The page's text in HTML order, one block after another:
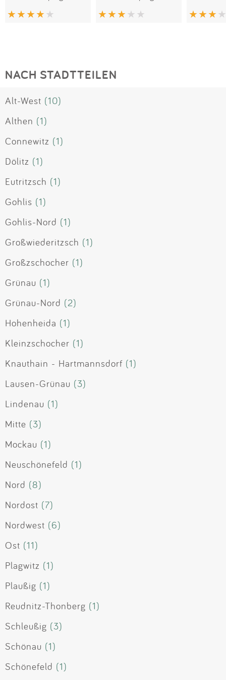
NACH STADTTEILEN
Alt-West (10)
Althen (1)
Connewitz (1)
Dölitz (1)
Eutritzsch (1)
Gohlis (1)
Gohlis-Nord (1)
Großwiederitzsch (1)
Großzschocher (1)
Grünau (1)
Grünau-Nord (2)
Hohenheida (1)
Kleinzschocher (1)
Knauthain - Hartmannsdorf (1)
Lausen-Grünau (3)
Lindenau (1)
Mitte (3)
Mockau (1)
Neuschönefeld (1)
Nord (8)
Nordost (7)
Nordwest (6)
Ost (11)
Plagwitz (1)
Plaußig (1)
Reudnitz-Thonberg (1)
Schleußig (3)
Schönau (1)
Schönefeld (1)